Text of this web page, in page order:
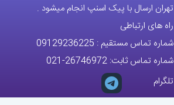
تهران ارسال با پیک اسنپ انجام میشود .
راه های ارتباطی
شماره تماس مستقیم : 09129236225
شماره تماس ثابت: 26746972
-021
تلگرام